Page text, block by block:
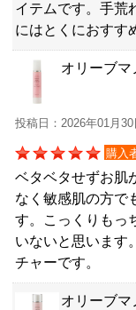
イテムです。手荒
にはとくにおすす
オリーブ
投稿日：2026年01月30
購入
ベタベタせずお肌
なく敏感肌の方で
す。こっくりもっ
いないと思います
チャーです。
オリーブ